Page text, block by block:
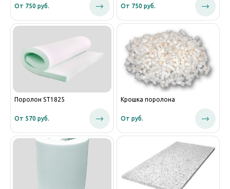
От 750 руб. От 750 руб.
Поролон ST1825
От 570 руб.
Крошка поролона
От руб.